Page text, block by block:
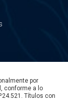
por
conforme a lo
Títulos con